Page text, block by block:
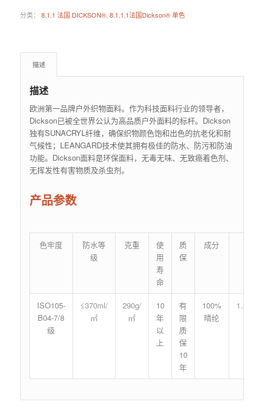
分类： 8.1.1 法国 DICKSON®, 8.1.1.1法国Dickson® 单色
描述
描述
欧洲第一品牌户外织物面料。作为科技面料行业的领导者，
Dickson已被全世界公认为高品质户外面料的标杆。Dickson
独有SUNACRYL纤维，确保织物颜色饱和出色的抗老化和耐
气候性；LEANGARD技术使其拥有极佳的防水、防污和防油
功能。Dickson面料是环保面料，无毒无味、无致癌着色剂、
无挥发性有害物质及杀虫剂。
产品参数
色牢度
防水等
级
克重
使
用
寿
命
质
保
成分
ISO105-
B04-7/8
级
≤370ml/
㎡
290g/
㎡
10
年
以
上
有
限
质
保
10
年
100%
晴纶
1.2m/